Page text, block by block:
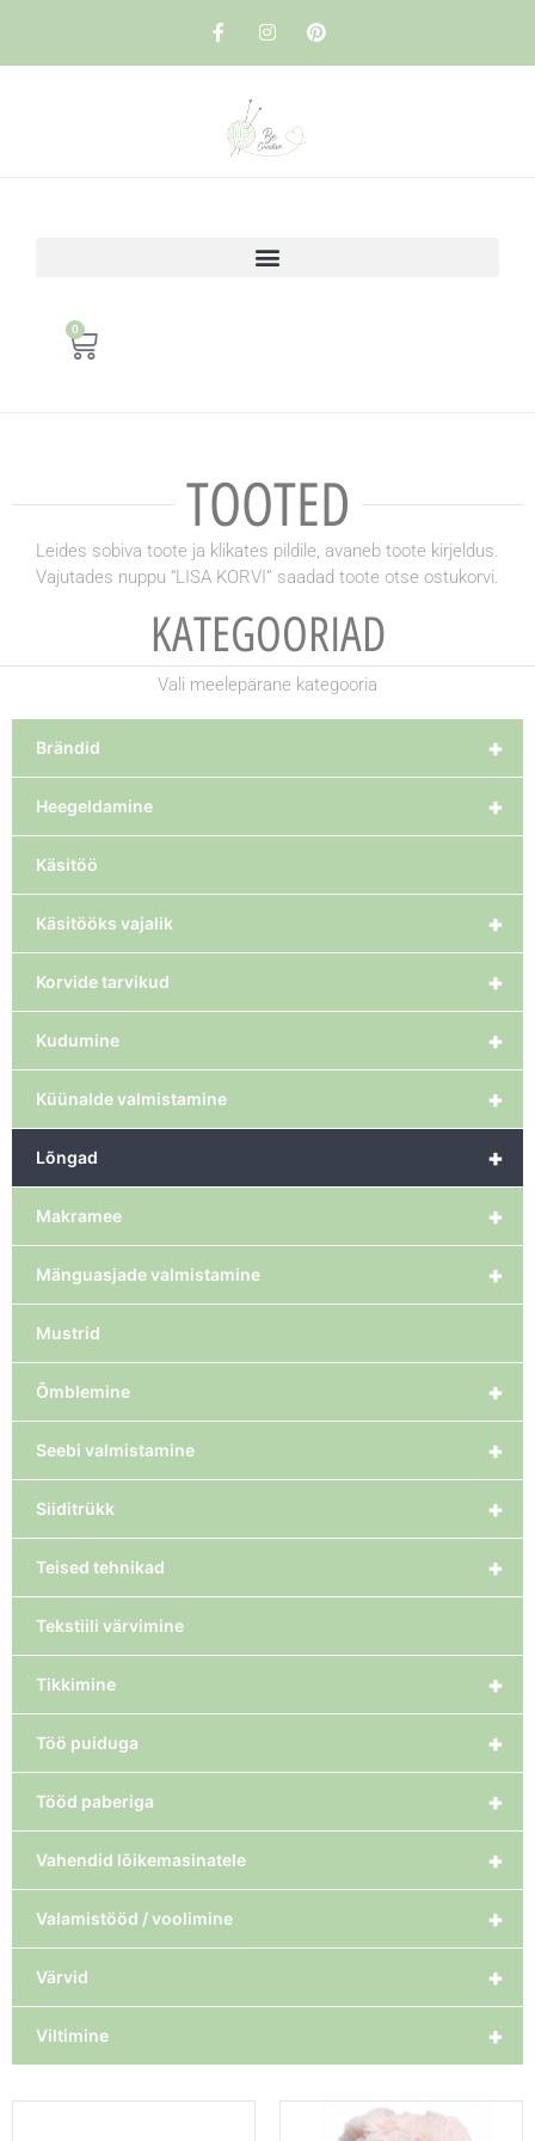
0
TOOTED
Leides sobiva toote ja klikates pildile, avaneb toote kirjeldus.
Vajutades nuppu “LISA KORVI” saadad toote otse ostukorvi.
KATEGOORIAD
Vali meelepärane kategooria
+
Brändid
+
Heegeldamine
Käsitöö
+
Käsitööks vajalik
+
Korvide tarvikud
+
Kudumine
+
Küünalde valmistamine
+
Lõngad
+
Makramee
+
Mänguasjade valmistamine
Mustrid
+
Õmblemine
+
Seebi valmistamine
+
Siiditrükk
+
Teised tehnikad
Tekstiili värvimine
+
Tikkimine
+
Töö puiduga
+
Tööd paberiga
+
Vahendid lõikemasinatele
+
Valamistööd / voolimine
+
Värvid
+
Viltimine